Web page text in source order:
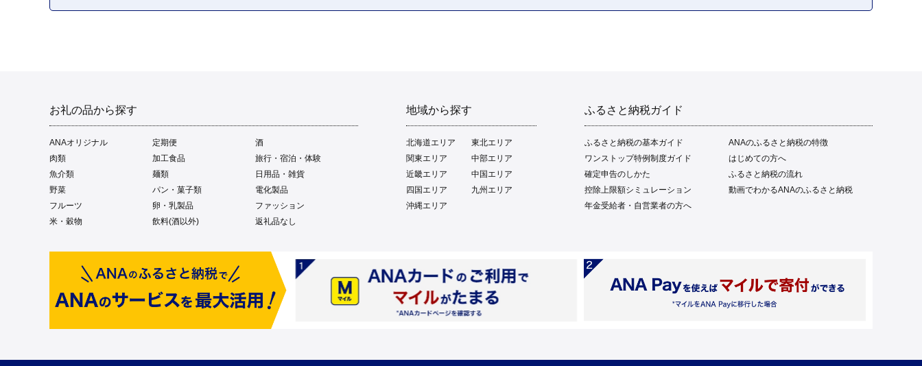
るさと納税 魚介類 高知県
お礼の品から探す
ANAオリジナル 定期便
酒
肉類
加工食品
旅行・宿泊・体験
魚介類
麺類
日用品・雑貨
野菜
パン・菓子類
電化製品
フルーツ
卵・乳製品
ファッション
米・穀物
飲料(酒以外) 返礼品なし
地域から探す
北海道エリア
東北エリア
関東エリア
中部エリア
近畿エリア
中国エリア
四国エリア
九州エリア
沖縄エリア
ふるさと納税ガイド
ふるさと納税の基本ガイド
ANAのふるさと納税の特徴
ワンストップ特例制度ガイド
はじめての方へ
確定申告のしかた
ふるさと納税の流れ
控除上限額シミュレーション
動画でわかるANAのふるさと納税
年金受給者・自営業者の方へ